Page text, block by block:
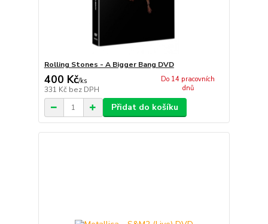
Rolling Stones - A Bigger Bang DVD
400 Kč/ks
331 Kč bez DPH
Do 14 pracovních
dnů
Přidat do košíku